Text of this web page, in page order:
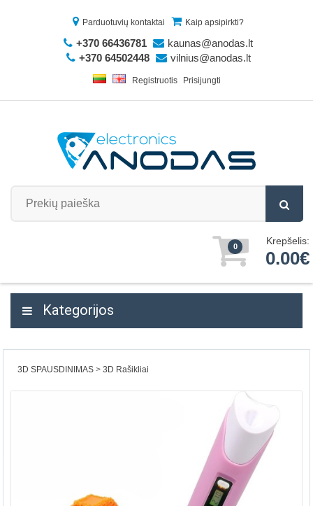
Parduotuvių kontaktai Kaip apsipirkti?
+370 66436781
kaunas@anodas.lt
+370 64502448
vilnius@anodas.lt
Registruotis Prisijungti
0 Krepšelis:
0.00€
Kategorijos
3D SPAUSDINIMAS 3D Rašikliai